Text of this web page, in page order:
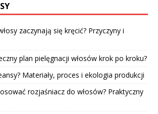
zaczynają się kręcić? Przyczyny i
plan pielęgnacji włosów krok po kroku?
Materiały, proces i ekologia produkcji
rozjaśniacz do włosów? Praktyczny